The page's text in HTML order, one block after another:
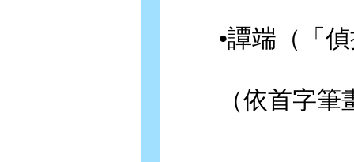
•譚端（「偵
（依首字筆